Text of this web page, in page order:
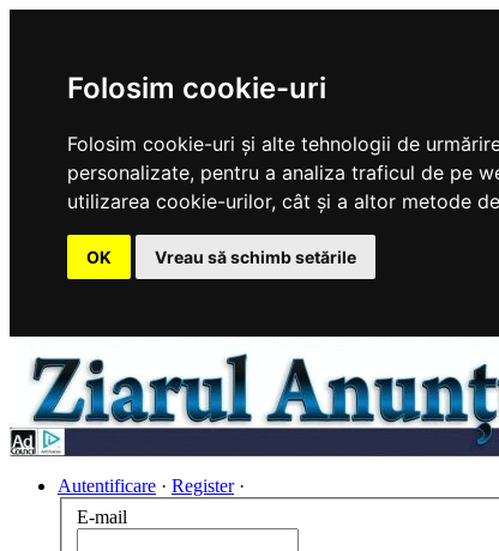
Folosim cookie-uri
Folosim cookie-uri și alte tehnologii de
personalizate, pentru a analiza traficul de pe
utilizarea cookie-urilor, cât și a altor metode
OK Vreau să schimb setările
Autentificare · Register ·
E-mail